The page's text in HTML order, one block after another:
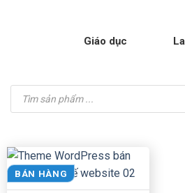
Giáo dục
Tìm
kiếm
sản
BÁN HÀNG